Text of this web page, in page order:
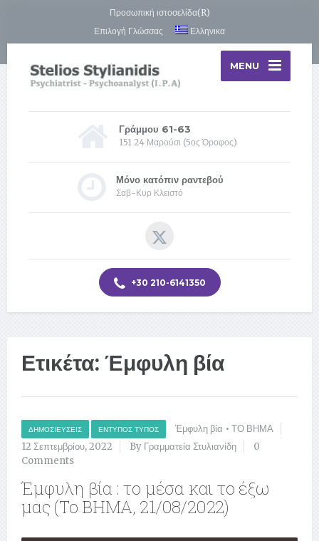
Προσωπική ιστοσελίδα(R)
Επιλογή Γλώσσας
Ελληνικα
MENU
Γράμμου 61-63
151 24 Μαρούσι (5ος Όροφος)
Μόνο κατόπιν ραντεβού
Σαβ-Κυρ Κλειστό
+30 210-6141350
Ετικέτα: Έμφυλη βία
ΔΗΜΟΣΙΕΎΣΕΙΣ ΈΝΤΥΠΟΣ ΤΎΠΟΣ Έμφυλη βία • ΤΟ ΒΗΜΑ
12 Σεπτεμβρίου, 2022
By Γραμματεία Στυλιανίδη
0
Comments
Έμφυλη βία : το μέσα και το έξω
μας (Το ΒΗΜΑ, 21/08/2022)